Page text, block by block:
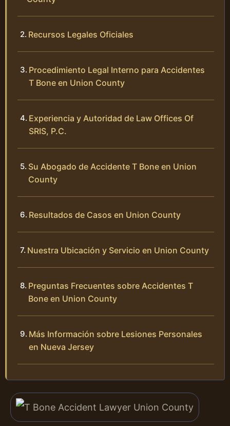
Recursos Legales Oficiales
Procedimiento Legal Interno para Accidentes
T Bone en Union County
Experiencia y Autoridad de Law Offices Of
SRIS, P.C.
Su Abogado de Accidente T Bone en Union
County
Resultados de Casos en Union County
Nuestra Ubicación y Servicio en Union County
Preguntas Frecuentes sobre Accidentes T
Bone en Union County
Más Información sobre Lesiones Personales
en Nueva Jersey